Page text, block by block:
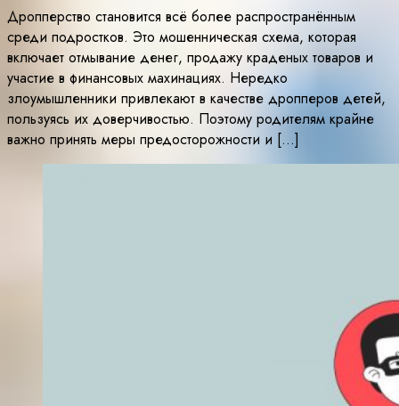
Дропперство становится всё более распространённым
среди подростков. Это мошенническая схема, которая
включает отмывание денег, продажу краденых товаров и
участие в финансовых махинациях. Нередко
злоумышленники привлекают в качестве дропперов детей,
пользуясь их доверчивостью. Поэтому родителям крайне
важно принять меры предосторожности и […]